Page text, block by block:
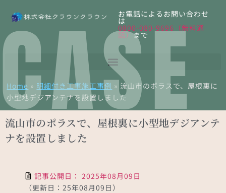
お電話によるお問い合わせ
は
0800-080-9696（無料通
話）まで
Home » 明細付き工事施工事例 »流山市のポラスで、屋根裏に
小型地デジアンテナを設置しました
流山市のポラスで、屋根裏に小型地デジアンテ
ナを設置しました
CASE
記事公開日： 2025年08月09日
（更新日：25年08月09日）